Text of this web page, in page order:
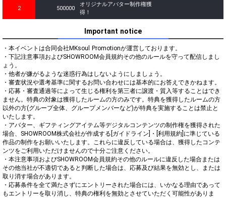
2 500000
オリジナルアバター制作権獲
得！
Important notice
・本イベントは合同会社MKsoul Promotionが運営しております。
・下記注意事項およびSHOWROOM会員規約その他のルールを守って配信しまし
ょう。
・他者が嫌がるような迷惑行為はしないようにしましょう。
・審査状況や選考基準に関するお問い合わせには基本的にお答えできかねます。
・応募・審査通過等によって生じる権利を第三者に譲渡・質入等することはでき
ません。特典の対象は獲得したルームの方のみです。特典を獲得したルームの方
以外の方(グループ全体、グループメンバーなど)が特典を実施することは禁止と
いたします。
・アバター、ギフティングアイテム等デジタルコンテンツの制作権を獲得された
場合、SHOWROOM株式会社が作成する[ガイドライン]・[利用規約]に準じている
作品の制作をお願いいたします。これらに違反している場合は、獲得したコンテ
ンツをご利用いただけませんので十分ご注意ください。
・本注意事項およびSHOWROOM会員規約その他のルールに違反した場合または
その他当社が不適切であると判断した場合は、応募及び結果を無効とし、または
取り消す場合があります。
・応募条件を全て満たさずにエントリーされた場合には、いかなる理由であって
もエントリーを取り消し、特典の権利を無効とさせていただく可能性がありま